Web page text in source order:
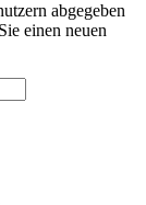
abgegeben
einen neuen